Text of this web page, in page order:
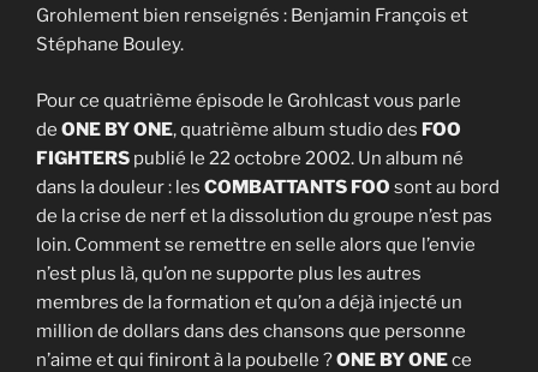
Grohlement bien renseignés : Benjamin François et
Stéphane Bouley.
Pour ce quatrième épisode le Grohlcast vous parle
de ONE BY ONE, quatrième album studio des FOO
FIGHTERS publié le 22 octobre 2002. Un album né
dans la douleur : les COMBATTANTS FOO sont au bord
de la crise de nerf et la dissolution du groupe n’est pas
loin. Comment se remettre en selle alors que l’envie
n’est plus là, qu’on ne supporte plus les autres
membres de la formation et qu’on a déjà injecté un
million de dollars dans des chansons que personne
n’aime et qui finiront à la poubelle ?ONE BY ONEce